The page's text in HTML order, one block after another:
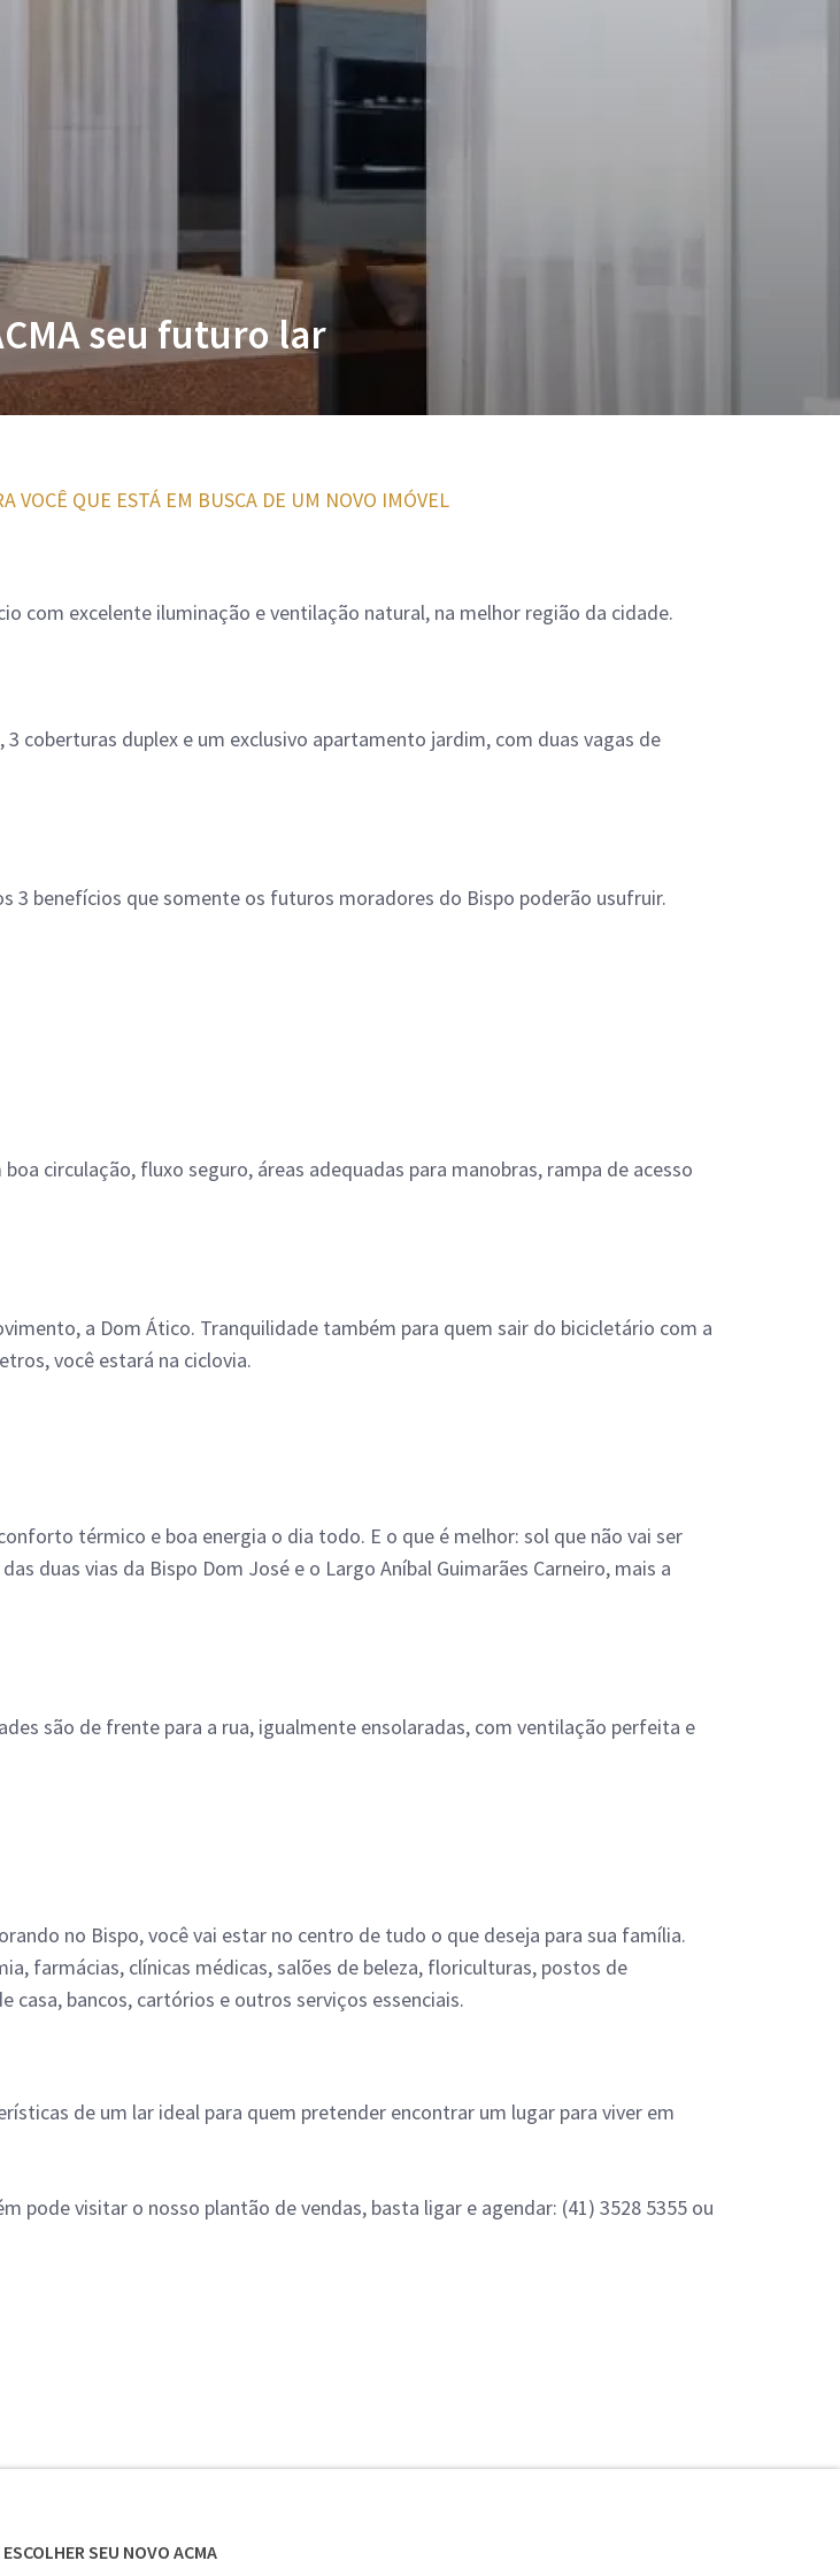
seu futuro lar
VOCÊ QUE ESTÁ EM BUSCA DE UM NOVO IMÓVEL
com excelente iluminação e ventilação natural, na melhor região da cidade.
coberturas duplex e um exclusivo apartamento jardim, com duas vagas de
3 benefícios que somente os futuros moradores do Bispo poderão usufruir.
circulação, fluxo seguro, áreas adequadas para manobras, rampa de acesso
a Dom Ático. Tranquilidade também para quem sair do bicicletário com a
você estará na ciclovia.
térmico e boa energia o dia todo. E o que é melhor: sol que não vai ser
duas vias da Bispo Dom José e o Largo Aníbal Guimarães Carneiro, mais a
são de frente para a rua, igualmente ensolaradas, com ventilação perfeita e
no Bispo, você vai estar no centro de tudo o que deseja para sua família.
farmácias, clínicas médicas, salões de beleza, floriculturas, postos de
bancos, cartórios e outros serviços essenciais.
de um lar ideal para quem pretender encontrar um lugar para viver em
pode visitar o nosso plantão de vendas, basta ligar e agendar: (41) 3528 5355 ou
SEU NOVO ACMA